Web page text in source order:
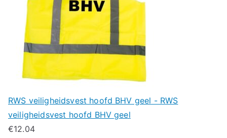
RWS veiligheidsvest hoofd BHV geel - RWS
veiligheidsvest hoofd BHV geel
€12.04